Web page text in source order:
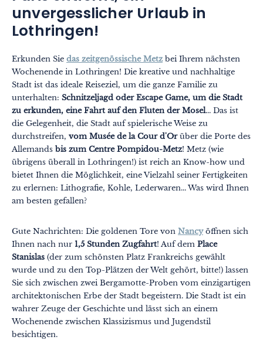
unvergesslicher Urlaub in
Lothringen!
Erkunden Sie das zeitgenössische Metz bei Ihrem nächsten
Wochenende in Lothringen! Die kreative und nachhaltige
Stadt ist das ideale Reiseziel, um die ganze Familie zu
unterhalten: Schnitzeljagd oder Escape Game, um die Stadt
zu erkunden, eine Fahrt auf den Fluten der Mosel... Das ist
die Gelegenheit, die Stadt auf spielerische Weise zu
durchstreifen, vom Musée de la Cour d'Orüber die Porte des
Allemands bis zum Centre Pompidou-Metz! Metz (wie
übrigens überall in Lothringen!) ist reich an Know-how und
bietet Ihnen die Möglichkeit, eine Vielzahl seiner Fertigkeiten
zu erlernen: Lithografie, Kohle, Lederwaren... Was wird Ihnen
am besten gefallen?
Gute Nachrichten: Die goldenen Tore von Nancyöffnen sich
Ihnen nach nur 1,5 Stunden Zugfahrt! Auf dem Place
Stanislas (der zum schönsten Platz Frankreichs gewählt
wurde und zu den Top-Plätzen der Welt gehört, bitte!) lassen
Sie sich zwischen zwei Bergamotte-Proben vom einzigartigen
architektonischen Erbe der Stadt begeistern. Die Stadt ist ein
wahrer Zeuge der Geschichte und lässt sich an einem
Wochenende zwischen Klassizismus und Jugendstil
besichtigen.